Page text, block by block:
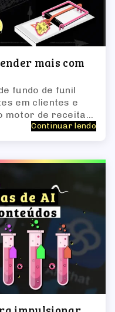
mais com
fundo de funil
em clientes e
motor de receita
Continuar lendo